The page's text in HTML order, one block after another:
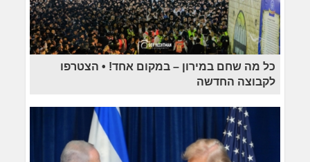
כל מה שחם במירון – במקום אחד! • הצטרפו
לקבוצה החדשה